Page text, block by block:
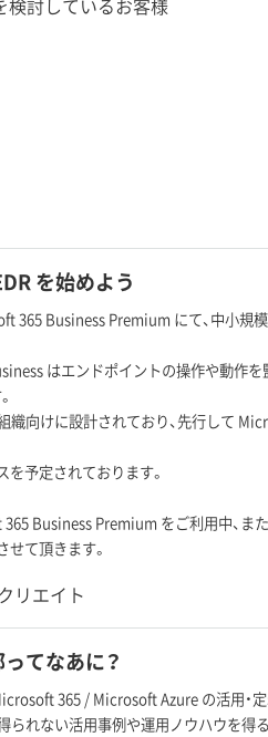
討しているお客様
を始めよう
365 Business Premium にて、中小
はエンドポイントの操作や動作を
織向けに設計されており、先行して
を予定されております。
Business Premium をご利用中、ま
せて頂きます。
リエイト
てなあに？
365 / Microsoft Azure の活用・
られない活用事例や運用ノウハウを得